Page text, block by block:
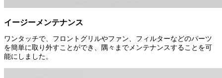
イージーメンテナンス
ワンタッチで、フロントグリルやファン、フィルターなどのパーツ
を簡単に取り外すことができ、隅々までメンテナンスすることを可
能にしました。